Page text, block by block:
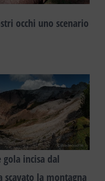
occhi uno scenario
gola incisa dal
scavato la montagna